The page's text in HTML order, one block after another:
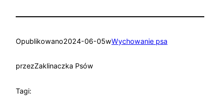
Opublikowano2024-06-05wWychowanie psa
przezZaklinaczka Psów
Tagi: